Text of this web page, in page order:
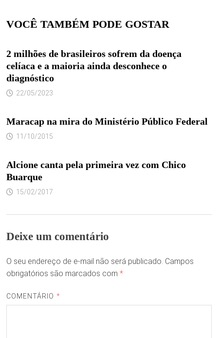
VOCÊ TAMBÉM PODE GOSTAR
2 milhões de brasileiros sofrem da doença
celíaca e a maioria ainda desconhece o
diagnóstico
22/05/2023
Maracap na mira do Ministério Público Federal
11/10/2015
Alcione canta pela primeira vez com Chico
Buarque
15/02/2017
Deixe um comentário
O seu endereço de e-mail não será publicado. Campos
obrigatórios são marcados com *
COMENTÁRIO *